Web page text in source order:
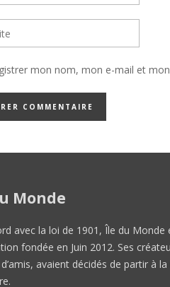
mon nom, mon e-mail et
Monde
avec la loi de 1901, Île du Monde
fondée en Juin 2012. Ses
avaient décidés de partir à